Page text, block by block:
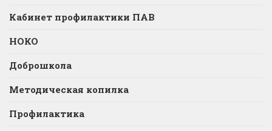
Кабинет профилактики ПАВ
НОКО
Доброшкола
Методическая копилка
Профилактика